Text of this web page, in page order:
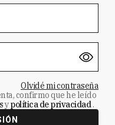
Olvidé mi contraseña
confirmo que he leído
ypolítica de privacidad.